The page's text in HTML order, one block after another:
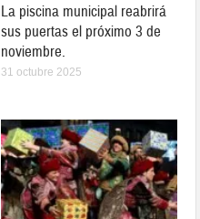
La piscina municipal reabrirá
sus puertas el próximo 3 de
noviembre.
31 octubre 2025